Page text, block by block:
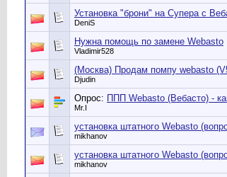
Установка "брони" на Супера с
DeniS
Нужна помощь по замене Webasto
Vladimir528
(Москва) Продам помпу webasto
Djudin
Опрос: ППП Webasto (Вебасто) -
Mr.I
установка штатного Webasto
mikhanov
установка штатного Webasto
mikhanov